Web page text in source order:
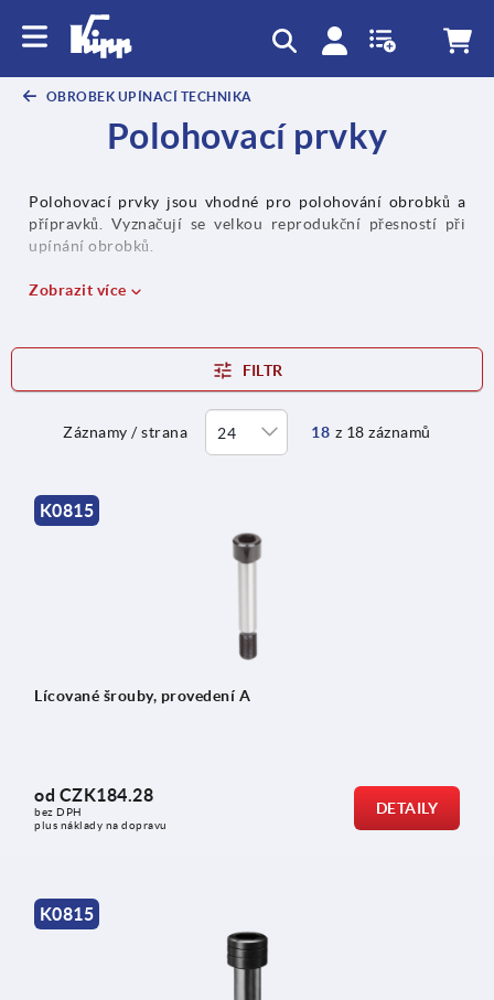
OBROBEK UPÍNACÍ TECHNIKA
Polohovací prvky
Polohovací prvky jsou vhodné pro polohování obrobků a
přípravků. Vyznačují se velkou reprodukční přesností při
upínání obrobků.
Zobrazit více
FILTR
Záznamy / strana 18 z 18 záznamů
K0815
Lícované šrouby, provedení A
od CZK184.28
bez DPH
plus náklady na dopravu
DETAILY
K0815